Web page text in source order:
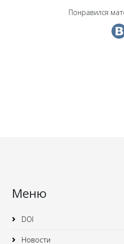
Понравился
Меню
DOI
Новости